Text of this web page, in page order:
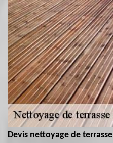
Devis nettoyage de terrasse